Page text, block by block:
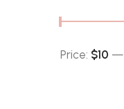
Price: $10 —